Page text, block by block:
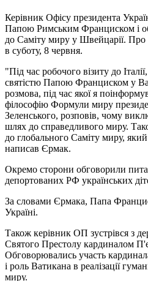
Керівник Офісу президента
Папою Римським Франциском і
до Саміту миру у Швейцарії. Про
в суботу, 8 червня.
"Під час робочого візиту до
святістю Папою Франциском у
розмова, під час якої я
філософію Формули миру
Зеленського, розповів, чому
шлях до справедливого миру.
до глобального Саміту миру,
написав Єрмак.
Окремо сторони обговорили
депортованих РФ українських
За словами Єрмака, Папа
Україні.
Також керівник ОП зустрівся з
Святого Престолу кардиналом
Обговорювались участь
і роль Ватикана в реалізації
миру.